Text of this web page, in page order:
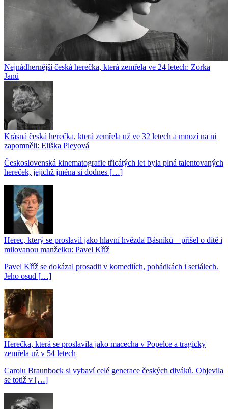
Nejnádhernější česká herečka, která zemřela ve 24 letech: Zorka
Janů
Krásná česká herečka, která zemřela už ve 32 letech a mnozí na ni
zapomněli: Eliška Pleyová
Československá kinematografie třicátých let byla plná talentovaných
hereček, jejichž jména si dodnes […]
Herec, který se proslavil jako hlavní hvězda Básníků – přišel o dítě i
milovanou manželku: Pavel Kříž
Pavel Kříž se dokázal prosadit v komediích, pohádkách i seriálech.
Jeho osud […]
Herečka, která se proslavila jako macecha v Popelce a tragicky
zemřela už v 54 letech
Carolu Braunbock si vybaví celé generace českých diváků. Objevila
se totiž v […]